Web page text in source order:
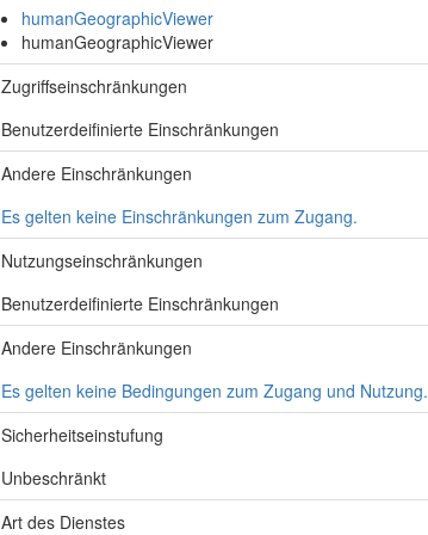
humanGeographicViewer
humanGeographicViewer
Zugriffseinschränkungen
Benutzerdeifinierte Einschränkungen
Andere Einschränkungen
Es gelten keine Einschränkungen zum Zugang.
Nutzungseinschränkungen
Benutzerdeifinierte Einschränkungen
Andere Einschränkungen
Es gelten keine Bedingungen zum Zugang und Nutzung.
Sicherheitseinstufung
Unbeschränkt
Art des Dienstes